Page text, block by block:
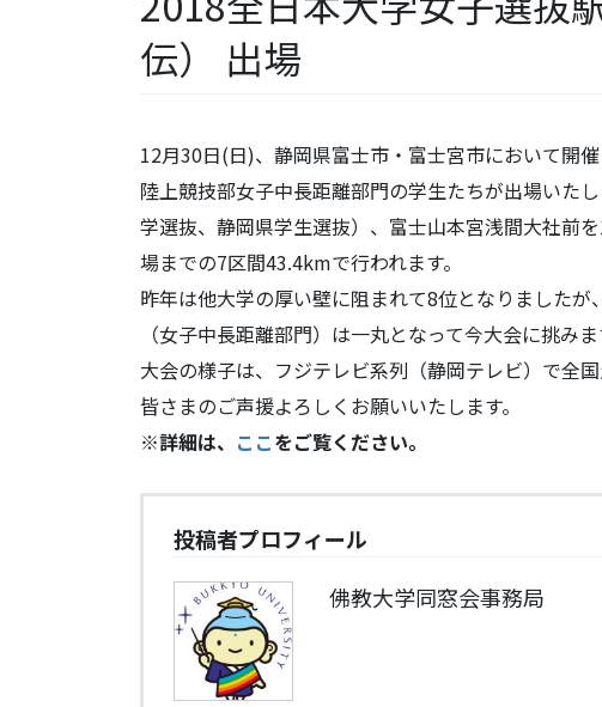
伝） 出場
12月30日(日)、静岡県富士市・富士宮市において開
陸上競技部女子中長距離部門の学生たちが出場いた
学選抜、静岡県学生選抜）、富士山本宮浅間大社前
場までの7区間43.4kmで行われます。
昨年は他大学の厚い壁に阻まれて8位となりました
（女子中長距離部門）は一丸となって今大会に挑みま
大会の様子は、フジテレビ系列（静岡テレビ）で全国
皆さまのご声援よろしくお願いいたします。
※詳細は、 ここをご覧ください。
投稿者プロフィール
佛教大学同窓会事務局